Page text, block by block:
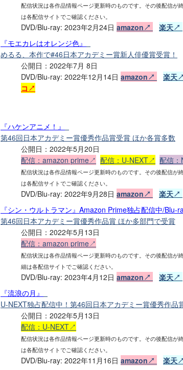
配信状況は各作品情報ページ更新時のものです。その後配信が
は各配信サイトでご確認ください。
DVD/Blu-ray: 2023年2月24日 amazon↗ 楽天↗
『モエカレはオレンジ色』
めるる、本作で#46日本アカデミー賞新人俳優賞受賞！
公開日：2022年7月 8日
DVD/Blu-ray: 2022年12月14日 amazon↗ 楽天↗
コ↗
『ハケンアニメ！』
第46回日本アカデミー賞優秀作品賞受賞 ほか各賞多数
公開日：2022年5月20日
配信：amazon prime↗ 配信：U-NEXT↗ 配信
配信状況は各作品情報ページ更新時のものです。その後配信が
は各配信サイトでご確認ください。
DVD/Blu-ray: 2022年9月28日 amazon↗ 楽天↗
『シン・ウルトラマン』Amazon Prime独占配信中/Blu-
第46回日本アカデミー賞優秀作品賞 ほか多部門で受賞
公開日：2022年5月13日
配信：amazon prime↗
配信状況は各作品情報ページ更新時のものです。その後配信が
細は各配信サイトでご確認ください。
DVD/Blu-ray: 2023年4月12日 amazon↗ 楽天↗
『流浪の月』
U-NEXT独占配信中！第46回日本アカデミー賞優秀作品
公開日：2022年5月13日
配信：U-NEXT↗
配信状況は各作品情報ページ更新時のものです。その後配信が
は各配信サイトでご確認ください。
DVD/Blu-ray: 2022年11月16日 amazon↗ 楽天↗